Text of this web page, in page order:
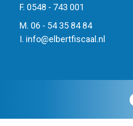
F. 0548 - 743 001
M. 06 - 54 35 84 84
I. info@elbertfiscaal.nl